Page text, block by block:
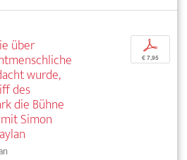
über
wurde,
des
die Bühne
Simon
p
€ 7,95